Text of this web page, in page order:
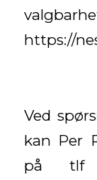
https://
Ved
kan Per
på tlf